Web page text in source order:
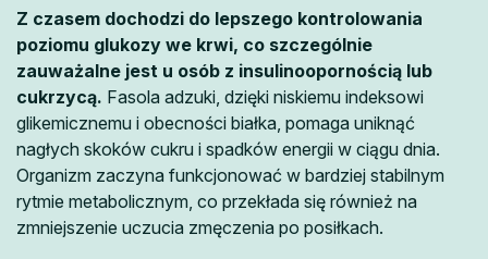
Z czasem dochodzi do lepszego kontrolowania
poziomu glukozy we krwi, co szczególnie
zauważalne jest u osób z insulinoopornością lub
cukrzycą. Fasola adzuki, dzięki niskiemu indeksowi
glikemicznemu i obecności białka, pomaga uniknąć
nagłych skoków cukru i spadków energii w ciągu dnia.
Organizm zaczyna funkcjonować w bardziej stabilnym
rytmie metabolicznym, co przekłada się również na
zmniejszenie uczucia zmęczenia po posiłkach.